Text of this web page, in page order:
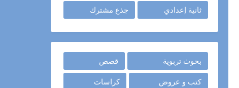
ثانية إعدادي جذع مشترك
بحوث تربوية قصص
كتب و عروض كراسات